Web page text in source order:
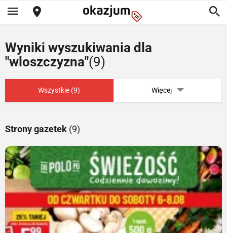
Wyniki wyszukiwania dla
"wloszczyzna"(9)
Wszystkie (9) Więcej
Strony gazetek (9)